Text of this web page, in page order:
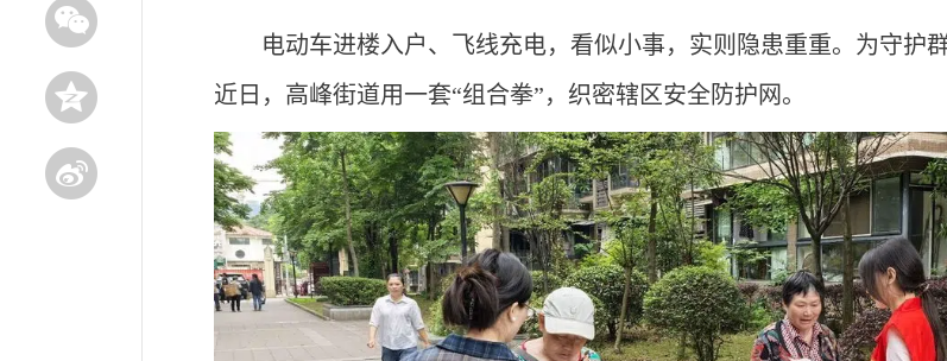
电动车进楼入户、飞线充电，看似小事，实则隐患重重。为守护
近日，高峰街道用一套“组合拳”，织密辖区安全防护网。